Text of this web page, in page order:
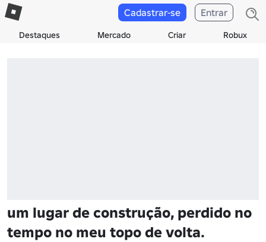
Destaques Mercado Criar Robux
Cadastrar-se Entrar
um lugar de construção, perdido no
tempo no meu topo de volta.